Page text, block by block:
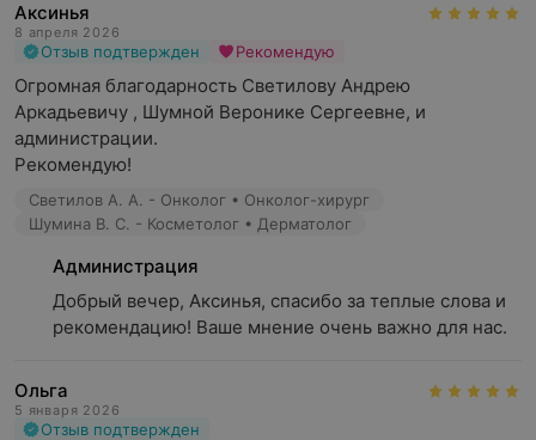
Аксинья
8 апреля 2026
Отзыв подтвержден Рекомендую
Огромная благодарность Светилову Андрею
Аркадьевичу , Шумной Веронике Сергеевне, и
администрации.
Рекомендую!
Светилов А. А. - Онколог • Онколог-хирург
Шумина В. С. - Косметолог • Дерматолог
Администрация
Добрый вечер, Аксинья, спасибо за теплые слова и
рекомендацию! Ваше мнение очень важно для нас.
Ольга
5 января 2026
Отзыв подтвержден